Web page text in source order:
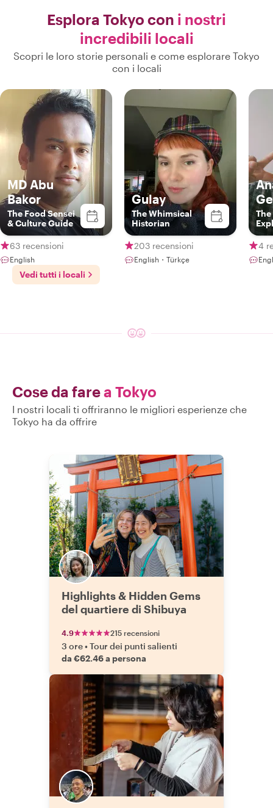
Esplora Tokyo con i nostri
incredibili locali
Scopri le loro storie personali e come esplorare Tokyo
con i locali
MD Abu
Bakor
The Food Sensei
& Culture Guide
63 recensioni
English
Gulay
The Whimsical
Historian
203 recensioni
English・Türkçe
sus
un
4
Vedi tutti i locali
Cose da farea Tokyo
I nostri locali ti offriranno le migliori esperienze che
Tokyo ha da offrire
Highlights & Hidden Gems
del quartiere di Shibuya
4.9 215 recensioni
3 ore•Tour dei punti salienti
da €62.46 a persona